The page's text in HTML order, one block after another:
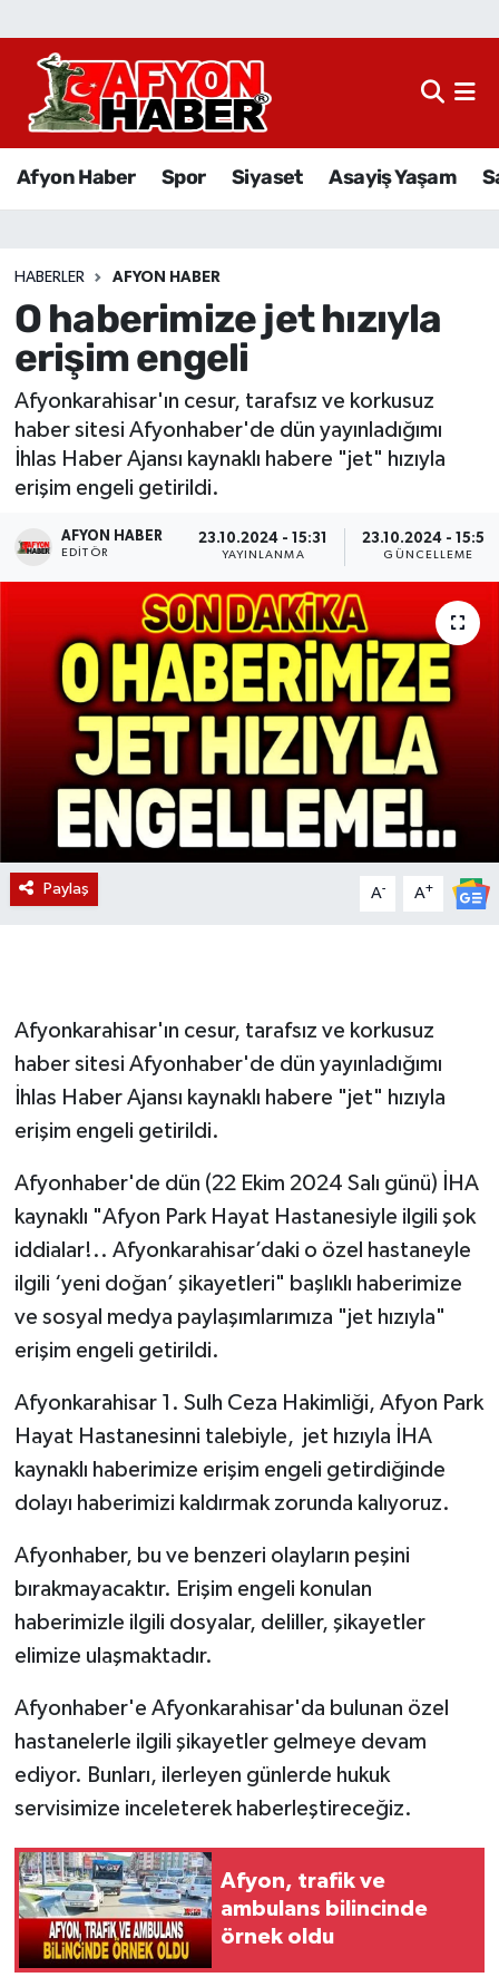
Afyon Haber Spor Siyaset Asayiş Yaşam
HABERLER AFYON HABER
O haberimize jet hızıyla
erişim engeli
Afyonkarahisar'ın cesur, tarafsız ve korkusuz
haber sitesi Afyonhaber'de dün yayınladığımı
İhlas Haber Ajansı kaynaklı habere "jet" hızıyla
erişim engeli getirildi.
AFYON HABER
EDITÖR
23.10.2024 - 15:31
YAYINLANMA
23.10.2024 - 15:54
GÜNCELLEME
Paylaş A- A+
Afyonkarahisar'ın cesur, tarafsız ve korkusuz
haber sitesi Afyonhaber'de dün yayınladığımı
İhlas Haber Ajansı kaynaklı habere "jet" hızıyla
erişim engeli getirildi.
Afyonhaber'de dün (22 Ekim 2024 Salı günü) İHA
kaynaklı "Afyon Park Hayat Hastanesiyle ilgili şok
iddialar!.. Afyonkarahisar’daki o özel hastaneyle
ilgili ‘yeni doğan’ şikayetleri" başlıklı haberimize
ve sosyal medya paylaşımlarımıza "jet hızıyla"
erişim engeli getirildi.
Afyonkarahisar 1. Sulh Ceza Hakimliği, Afyon Park
Hayat Hastanesinni talebiyle, jet hızıyla İHA
kaynaklı haberimize erişim engeli getirdiğinde
dolayı haberimizi kaldırmak zorunda kalıyoruz.
Afyonhaber, bu ve benzeri olayların peşini
bırakmayacaktır. Erişim engeli konulan
haberimizle ilgili dosyalar, deliller, şikayetler
elimize ulaşmaktadır.
Afyonhaber'e Afyonkarahisar'da bulunan özel
hastanelerle ilgili şikayetler gelmeye devam
ediyor. Bunları, ilerleyen günlerde hukuk
servisimize inceleterek haberleştireceğiz.
Afyon, trafik ve
ambulans bilincinde
örnek oldu
Afyon Haber
Sağlık
Eğitim
Sivil Toplum
Ekonomi
Magazin
Etkinlikler